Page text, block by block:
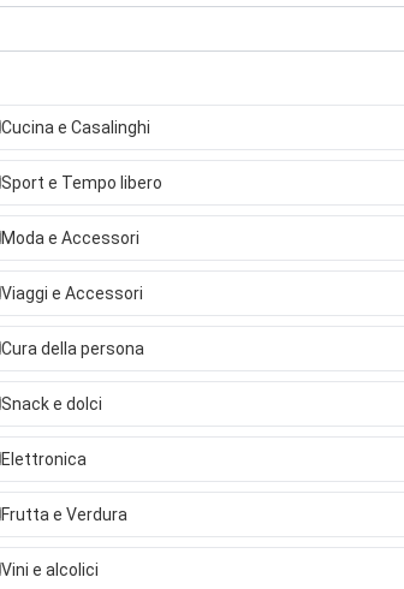
Cucina e Casalinghi
Sport e Tempo libero
Moda e Accessori
Viaggi e Accessori
Cura della persona
Snack e dolci
Elettronica
Frutta e Verdura
Vini e alcolici